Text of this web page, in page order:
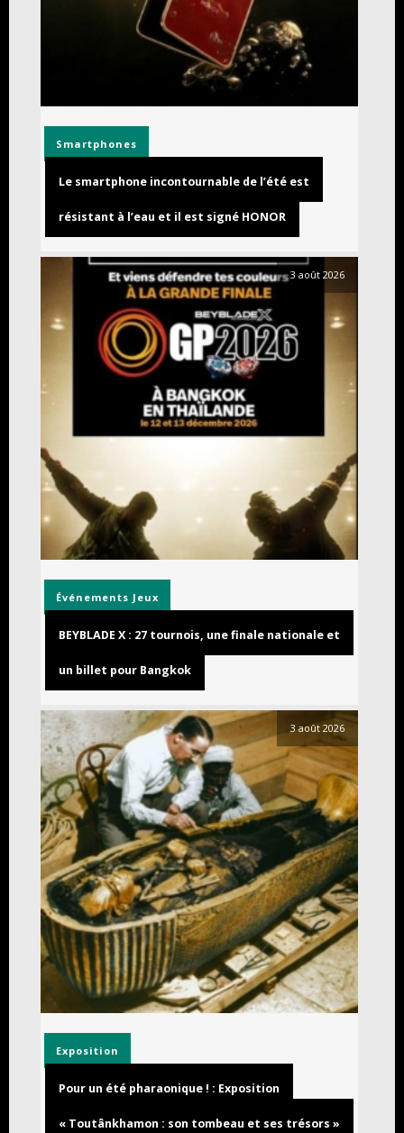
Smartphones
Le smartphone incontournable de l’été est
résistant à l’eau et il est signé HONOR
3 août 2026
Événements Jeux
BEYBLADE X : 27 tournois, une finale nationale et
un billet pour Bangkok
3 août 2026
Exposition
Pour un été pharaonique ! : Exposition
« Toutânkhamon : son tombeau et ses trésors »